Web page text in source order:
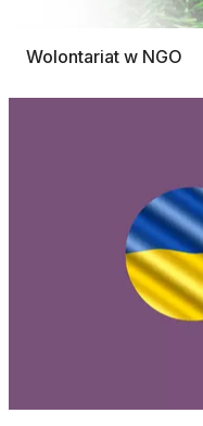
Wolontariat w NGO